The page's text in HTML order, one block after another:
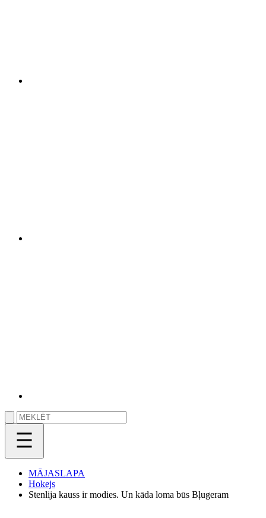
MĀJASLAPA
Hokejs
Stenlija kauss ir modies. Un kāda loma būs Bļugeram